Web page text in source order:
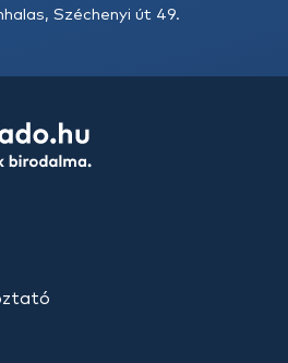
Széchenyi út 49.